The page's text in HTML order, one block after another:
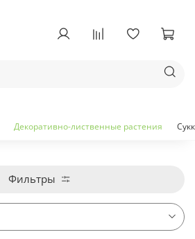
Декоративно-лиственные растения
Фильтры